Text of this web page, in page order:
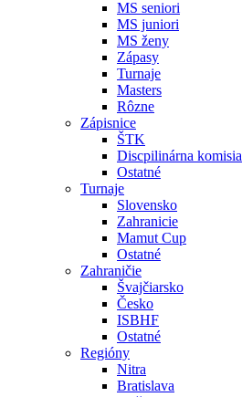
MS seniori
MS juniori
MS ženy
Zápasy
Turnaje
Masters
Rôzne
Zápisnice
ŠTK
Discpilinárna komisia
Ostatné
Turnaje
Slovensko
Zahranicie
Mamut Cup
Ostatné
Zahraničie
Švajčiarsko
Česko
ISBHF
Ostatné
Regióny
Nitra
Bratislava